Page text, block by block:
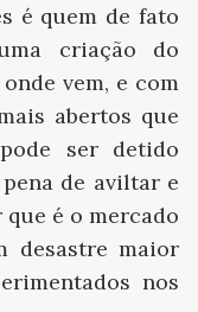
é quem de fato
criação do
vem, e com
abertos que
ser detido
de aviltar e
é o mercado
desastre maior
nos